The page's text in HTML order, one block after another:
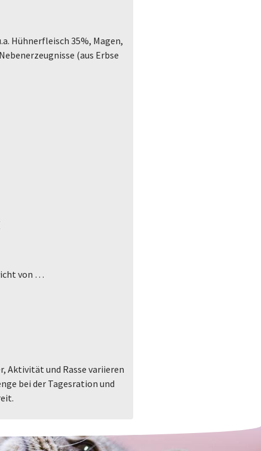
Hühnerfleisch 35%, Magen,
(aus Erbse
von …
Aktivität und Rasse variieren
bei der Tagesration und